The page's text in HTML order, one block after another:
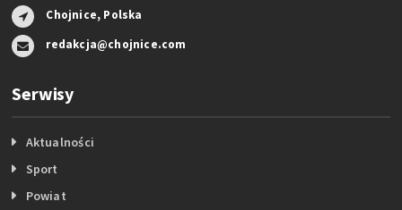
Chojnice, Polska
redakcja@chojnice.com
Serwisy
Aktualności
Sport
Powiat